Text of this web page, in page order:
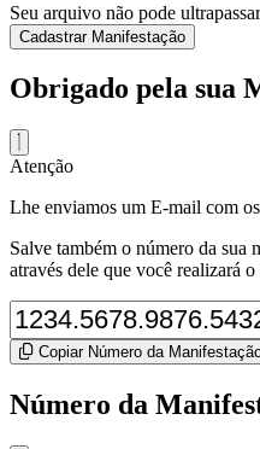
Seu arquivo não pode
Cadastrar Manifestação
Obrigado pela sua
Atenção
Lhe enviamos um E-mail com
Salve também o número da sua
através dele que você realizará
Copiar Número da
Número da